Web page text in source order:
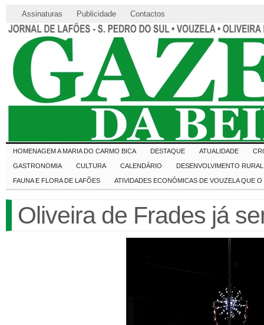
Assinaturas Publicidade Contactos
HOMENAGEM A MARIA DO CARMO BICA DESTAQUE ATUALIDADE
GASTRONOMIA CULTURA CALENDÁRIO DESENVOLVIMENTO RURAL
FAUNA E FLORA DE LAFÕES ATIVIDADES ECONÓMICAS DE VOUZELA QUE
Oliveira de Frades já